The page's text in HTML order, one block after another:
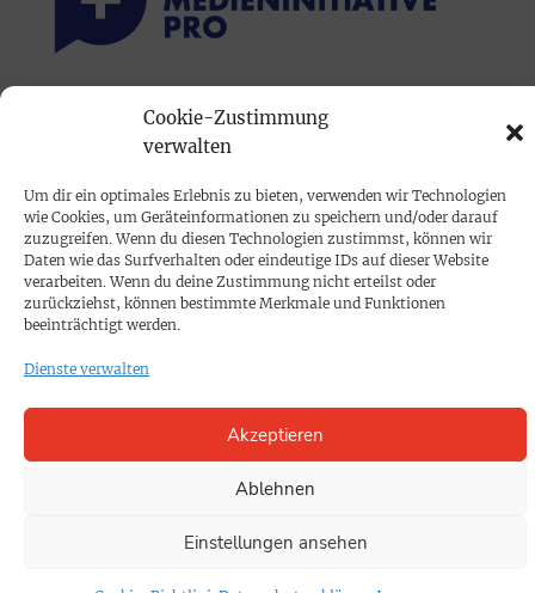
Cookie-Zustimmung
verwalten
Um dir ein optimales Erlebnis zu bieten, verwenden wir Technologien
wie Cookies, um Geräteinformationen zu speichern und/oder darauf
zuzugreifen. Wenn du diesen Technologien zustimmst, können wir
Daten wie das Surfverhalten oder eindeutige IDs auf dieser Website
verarbeiten. Wenn du deine Zustimmung nicht erteilst oder
zurückziehst, können bestimmte Merkmale und Funktionen
beeinträchtigt werden.
Dienste verwalten
Akzeptieren
Ablehnen
Einstellungen ansehen
PRINTAUSGABE
Mediadaten
PROKOMPAKT
Impressum
SPENDEN
Datenschutz